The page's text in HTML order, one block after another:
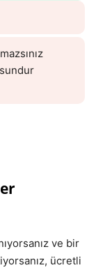
ve bir
ücretli